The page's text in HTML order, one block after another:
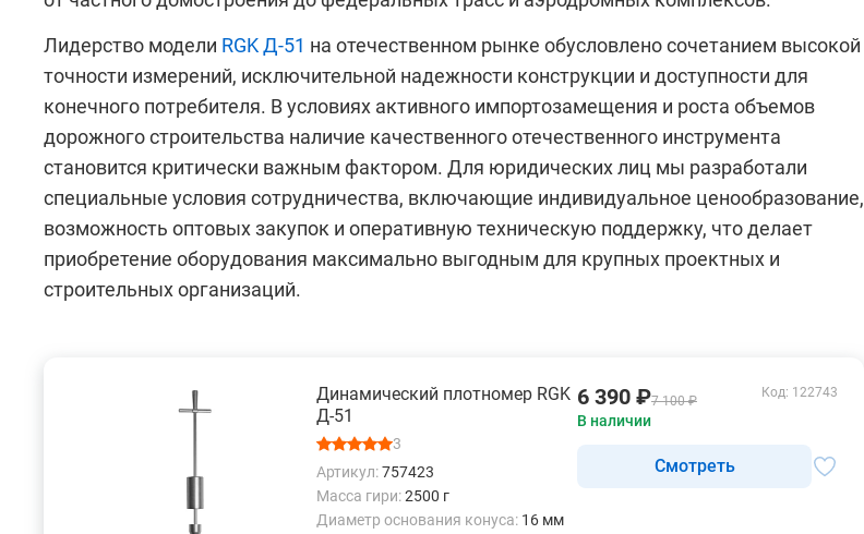
Лидерство модели RGK Д-51 на отечественном рынке обусловлено сочетанием высокой
точности измерений, исключительной надежности конструкции и доступности для
конечного потребителя. В условиях активного импортозамещения и роста объемов
дорожного строительства наличие качественного отечественного инструмента
становится критически важным фактором. Для юридических лиц мы разработали
специальные условия сотрудничества, включающие индивидуальное ценообразование,
возможность оптовых закупок и оперативную техническую поддержку, что делает
приобретение оборудования максимально выгодным для крупных проектных и
строительных организаций.
Динамический плотномер RGK
Д-51
3
Артикул:757423
Масса гири:2500 г
Диаметр основания конуса: 16 мм
6 390 ₽7 100 ₽
В наличии
Код: 122743
Cмотреть